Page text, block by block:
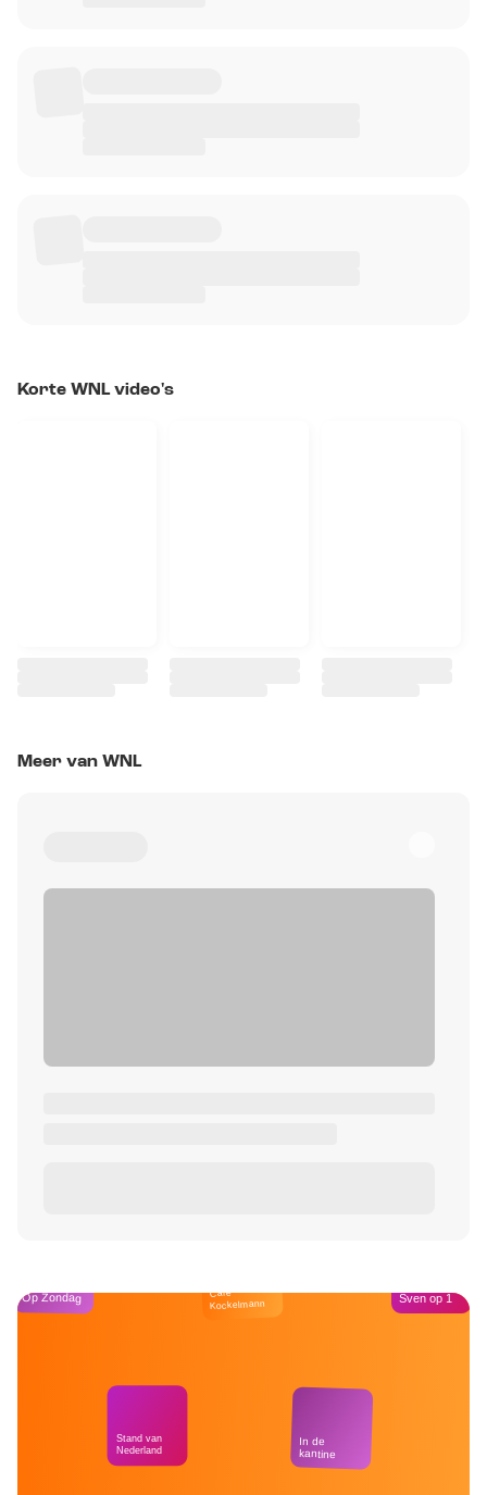
Korte WNL video's
Meer van WNL
Op Zondag
Stand van
Nederland
Café
Kockelmann
In de
kantine
Sven op 1